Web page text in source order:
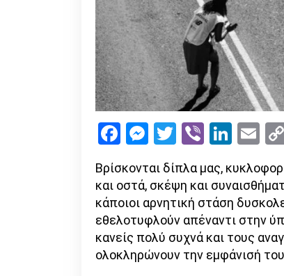
Facebook
Messenger
Twitter
Viber
Βρίσκονται δίπλα μας,
και οστά, σκέψη και
κάποιοι αρνητική στάση
εθελοτυφλούν απέναντι στην
κανείς πολύ συχνά και τους
ολοκληρώνουν την εμφάνισή